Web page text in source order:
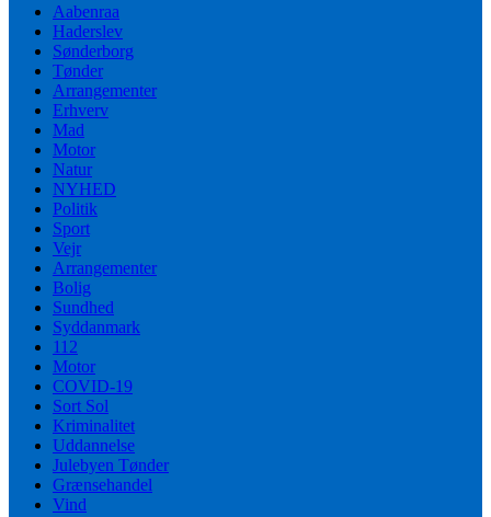
Aabenraa
Haderslev
Sønderborg
Tønder
Arrangementer
Erhverv
Mad
Motor
Natur
NYHED
Politik
Sport
Vejr
Arrangementer
Bolig
Sundhed
Syddanmark
112
Motor
COVID-19
Sort Sol
Kriminalitet
Uddannelse
Julebyen Tønder
Grænsehandel
Vind